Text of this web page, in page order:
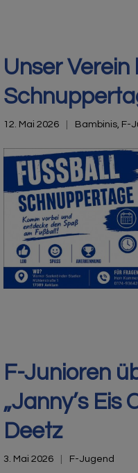
Unser
12. Mai 2026 Bambinis, F-
F-Junioren
„Janny’s Eis
Deetz
3. Mai 2026 F-Jugend